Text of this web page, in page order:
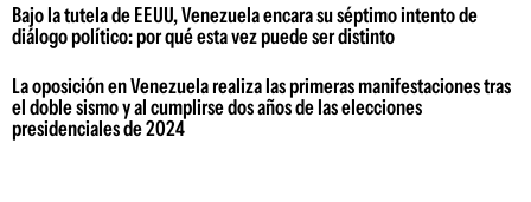
Bajo la tutela de EEUU, Venezuela encara su séptimo intento de
diálogo político: por qué esta vez puede ser distinto
La oposición en Venezuela realiza las primeras manifestaciones tras
el doble sismo y al cumplirse dos años de las elecciones
presidenciales de 2024